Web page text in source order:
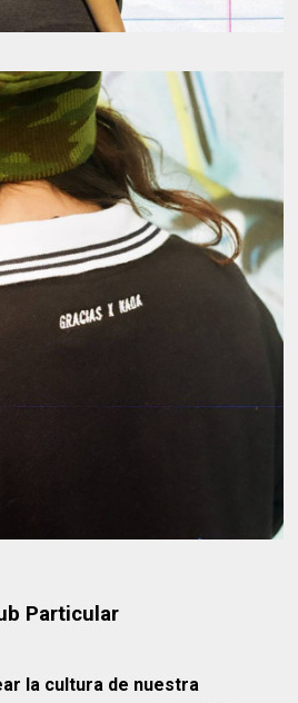
Particular
la cultura de nuestra